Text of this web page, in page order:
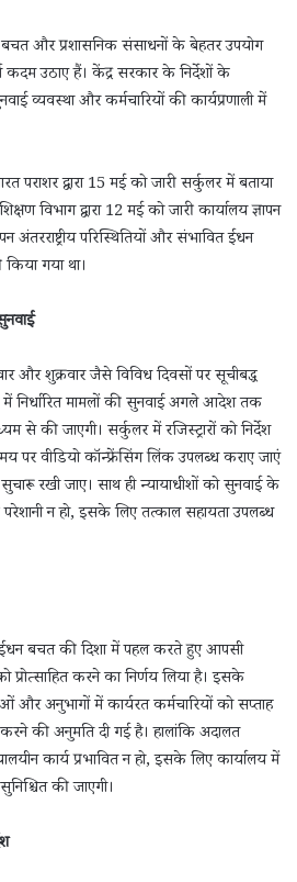
और प्रशासनिक संसाधनों के बेहतर उपयोग
कदम उठाए हैं। केंद्र सरकार के निर्देशों के
व्यवस्था और कर्मचारियों की कार्यप्रणाली में
पराशर द्वारा 15 मई को जारी सर्कुलर में बताया
विभाग द्वारा 12 मई को जारी कार्यालय ज्ञापन
परिस्थितियों और संभावित ईंधन
गया था।
और शुक्रवार जैसे विविध दिवसों पर सूचीबद्ध
निर्धारित मामलों की सुनवाई अगले आदेश तक
से की जाएगी। सर्कुलर में रजिस्ट्रारों को निर्देश
पर वीडियो कॉन्फ्रेंसिंग लिंक उपलब्ध कराए जाएं
रखी जाए। साथ ही न्यायाधीशों को सुनवाई के
न हो, इसके लिए तत्काल सहायता उपलब्ध
ईंधन बचत की दिशा में पहल करते हुए आपसी
करने का निर्णय लिया है। इसके
और अनुभागों में कार्यरत कर्मचारियों को सप्ताह
की अनुमति दी गई है। हालांकि अदालत
कार्य प्रभावित न हो, इसके लिए कार्यालय में
की जाएगी।